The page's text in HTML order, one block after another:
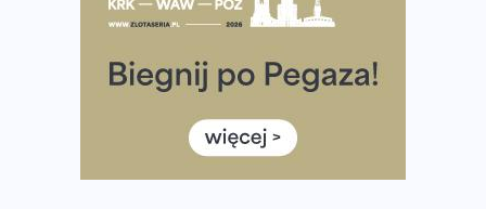
Co ma dużo białka? Produkty, które warto włączyć do
Rozbiegany Olsztyn szykuje się na weekend z
Już w tę sobotę 35. Bieg Powstania Warszawskiego.
Wystartuje rekordowa liczba uczestników